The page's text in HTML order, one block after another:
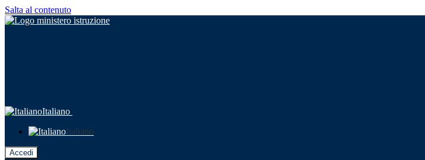
Salta al contenuto
Italiano
Italiano
Accedi